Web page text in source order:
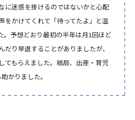
に迷惑を掛けるのではないかと心配
をかけてくれて「待ってたよ」と温
。予想どおり最初の半年は月1回ほど
だり早退することがありましたが、
てもらえました。結局、出産・育児
かりました。